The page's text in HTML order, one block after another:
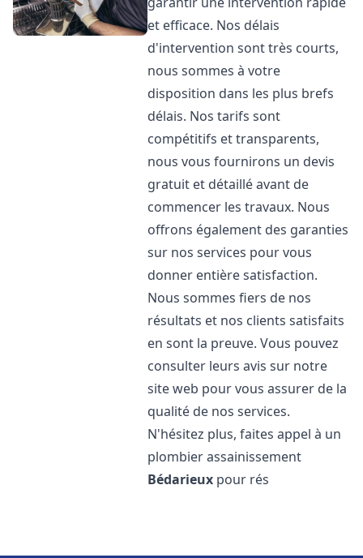
et efficace. Nos délais
d'intervention sont très courts,
nous sommes à votre
disposition dans les plus brefs
délais. Nos tarifs sont
compétitifs et transparents,
nous vous fournirons un devis
gratuit et détaillé avant de
commencer les travaux. Nous
offrons également des garanties
sur nos services pour vous
donner entière satisfaction.
Nous sommes fiers de nos
résultats et nos clients satisfaits
en sont la preuve. Vous pouvez
consulter leurs avis sur notre
site web pour vous assurer de la
qualité de nos services.
N'hésitez plus, faites appel à un
plombier assainissement
Bédarieux pour rés